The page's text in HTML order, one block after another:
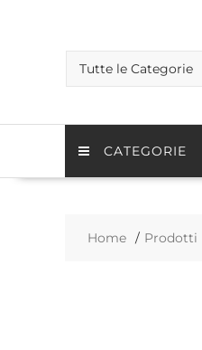
CATEGORIE
Home Prodotti